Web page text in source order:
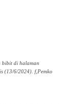
bibit di halaman
(13/6/2024). f,Pemko